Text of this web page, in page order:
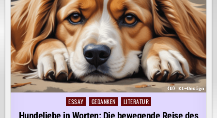
Posted
ESSAY GEDANKEN LITERATUR
Hundeliebe in Worten: Die bewegende Reise des